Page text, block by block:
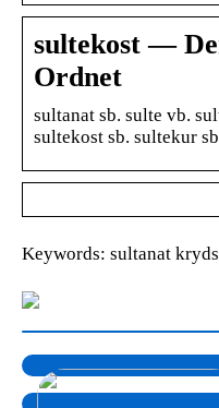
sultekost —
Ordnet
sultanat sb. sulte vb.
sultekost sb. sultekur
Keywords: sultanat